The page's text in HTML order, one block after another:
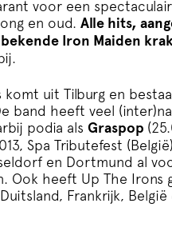
voor een
en oud. Alle hits,
Iron Maiden
komt uit Tilburg en
band heeft veel
podia als Graspop
Spa Tributefest
en Dortmund al
Ook heeft Up The Irons
Frankrijk, België